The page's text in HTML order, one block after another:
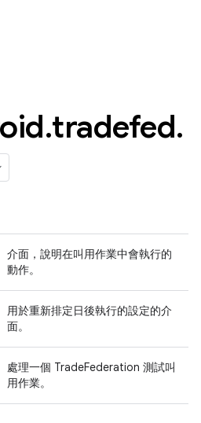
.tradefed.
介面，說明在叫用作業中會執行的
動作。
用於重新排定日後執行的設定的介
面。
處理一個 TradeFederation 測試叫
用作業。